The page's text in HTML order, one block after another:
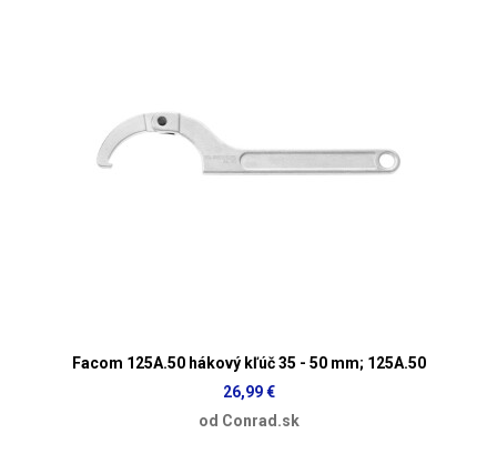
Facom 125A.50 hákový kľúč 35 - 50 mm; 125A.50
26,99 €
od Conrad.sk